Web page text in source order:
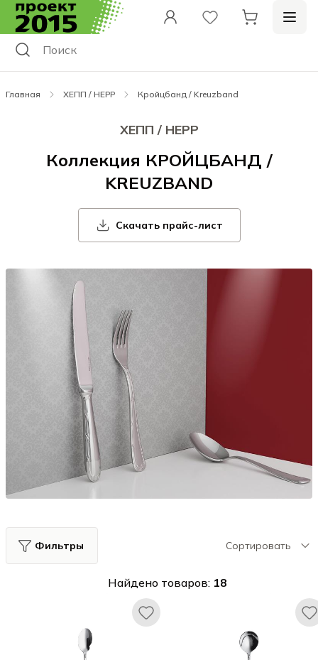
Главная ХЕПП / HEPP Кройцбанд / Kreuzband
ХЕПП / HEPP
Коллекция КРОЙЦБАНД /
KREUZBAND
Скачать прайс-лист
Фильтры Сортировать
Найдено товаров: 18